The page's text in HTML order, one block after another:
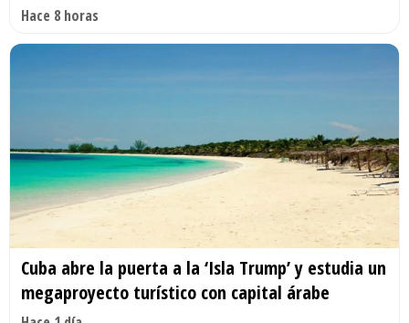
Hace 8 horas
Cuba abre la puerta a la ‘Isla Trump’ y estudia un
megaproyecto turístico con capital árabe